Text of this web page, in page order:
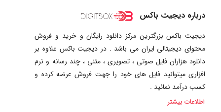
درباره دیجیت باکس
دیجیت باکس بزرگترین مرکز دانلود رایگان و خرید و فروش
محتوای دیجیتالی ایران می باشد . در دیجیت باکس علاوه بر
دانلود هزاران فایل صوتی ، تصویری ، متنی ، چند رسانه و نرم
افزاری میتوانید فایل های خود را جهت فروش عرضه کرده و
کسب درآمد نمائید .
اطلاعات بیشتر